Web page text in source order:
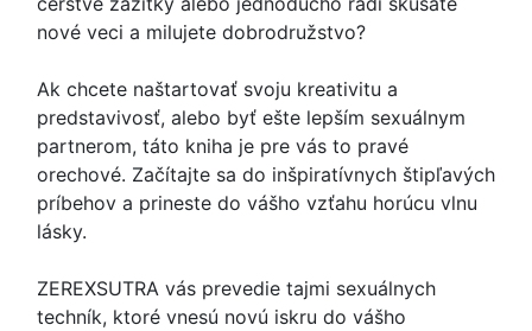
nové veci a milujete dobrodružstvo?
Ak chcete naštartovať svoju kreativitu a
predstavivosť, alebo byť ešte lepším sexuálnym
partnerom, táto kniha je pre vás to pravé
orechové. Začítajte sa do inšpiratívnych štipľavých
príbehov a prineste do vášho vzťahu horúcu vlnu
lásky.
ZEREXSUTRA vás prevedie tajmi sexuálnych
techník, ktoré vnesú novú iskru do vášho